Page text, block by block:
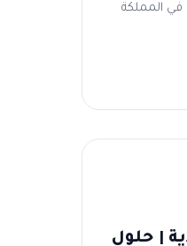
في المملكة
| حلول